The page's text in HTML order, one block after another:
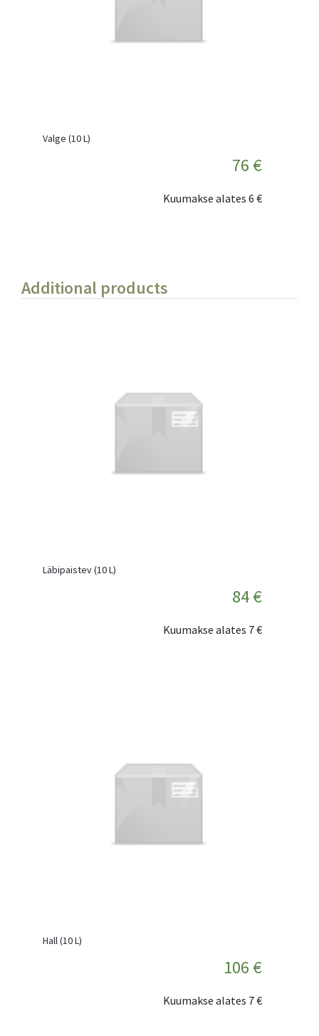
Valge (10 L)
76 €
Kuumakse alates 6 €
Additional products
Läbipaistev (10 L)
84 €
Kuumakse alates 7 €
Hall (10 L)
106 €
Kuumakse alates 7 €